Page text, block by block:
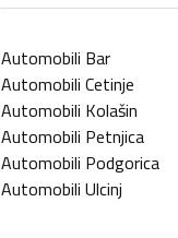
Automobili Bar
Automobili Cetinje
Automobili Kolašin
Automobili Petnjica
Automobili Podgorica
Automobili Ulcinj